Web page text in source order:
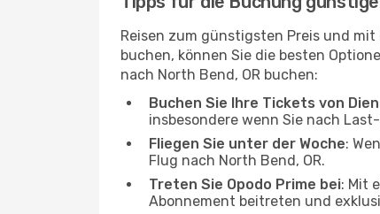
Reisen zum günstigsten Preis und
buchen, können Sie die besten
nach North Bend, OR buchen:
Buchen Sie Ihre Tickets von
insbesondere wenn Sie nach
Fliegen Sie unter der Woche:
Flug nach North Bend, OR.
Treten Sie Opodo Prime bei: Mit
Abonnement beitreten und